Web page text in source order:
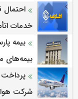
احتمال
خدمات
بیمه
بیمه‌های
شرکت